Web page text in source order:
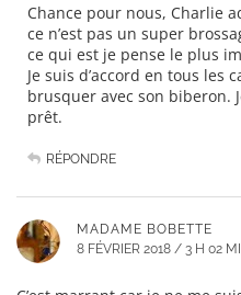
Chance pour nous, Charlie
ce n’est pas un super
ce qui est je pense le plus
Je suis d’accord en tous les
brusquer avec son biberon.
prêt.
RÉPONDRE
MADAME BOBETTE
8 FÉVRIER 2018 / 3 H 02